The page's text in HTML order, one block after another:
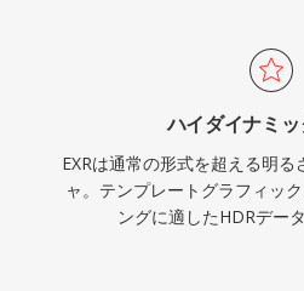
ハイダイナミ
EXRは通常の形式を超える明
ャ。テンプレートグラフィッ
ングに適したHDRデー